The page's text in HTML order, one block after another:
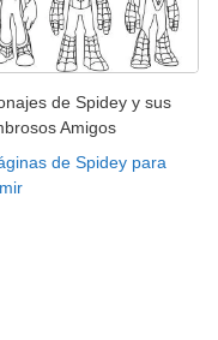
de Spidey y sus
Amigos
de Spidey para